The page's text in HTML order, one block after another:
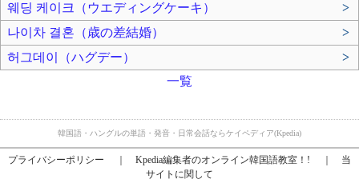
웨딩 케이크（ウエディングケーキ）
>
나이차 결혼（歳の差結婚）
>
허그데이（ハグデー）
>
一覧
韓国語・ハングルの単語・発音・日常会話ならケイペディア(Kpedia)
プライバシーポリシー Kpedia編集者のオンライン韓国語教室！!
当
サイトに関して